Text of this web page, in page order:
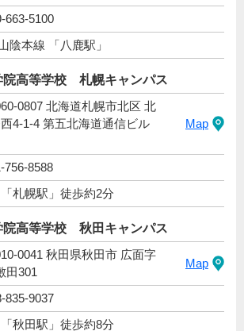
663-5100
陰本線 「八鹿駅」
院高等学校 札幌キャンパス
0807 北海道札幌市北区 北
4-1-4 第五北海道通信ビル
Map
756-8588
札幌駅」徒歩約2分
院高等学校 秋田キャンパス
0041 秋田県秋田市 広面字
田301
Map
835-9037
秋田駅」徒歩約8分